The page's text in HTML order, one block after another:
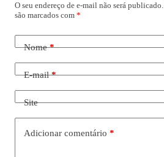
O seu endereço de e-mail não será publicado.
são marcados com *
Nome*
E-mail*
Site
Adicionar comentário *